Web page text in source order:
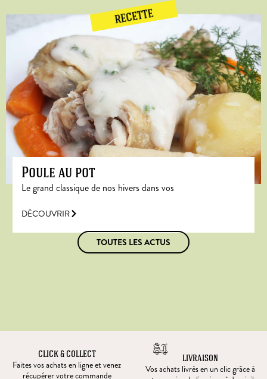
RECETTE
Poule au pot
Le grand classique de nos hivers dans vos
DÉCOUVRIR
TOUTES LES ACTUS
CLICK & COLLECT
Faites vos achats en ligne et venez
récupérer votre commande
LIVRAISON
Vos achats livrés en un clic grâce à